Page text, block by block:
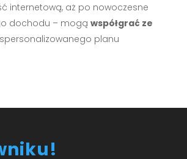
internetową, aż po nowoczesne
dochodu – mogąwspółgrać ze
planu